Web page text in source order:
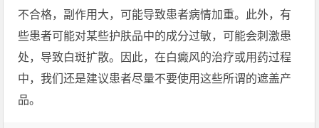
不合格，副作用大，可能导致患者病情加重。此外，有
些患者可能对某些护肤品中的成分过敏，可能会刺激患
处，导致白斑扩散。因此，在白癜风的治疗或用药过程
中，我们还是建议患者尽量不要使用这些所谓的遮盖产
品。